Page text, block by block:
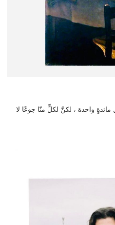
مائدةٍ واحدة ، لكنَّ لكلٍّ منّا جوعًا لا